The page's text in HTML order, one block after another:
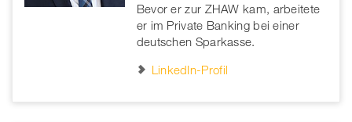
Bevor er zur ZHAW kam, arbeitete
er im Private Banking bei einer
deutschen Sparkasse.
LinkedIn-Profil